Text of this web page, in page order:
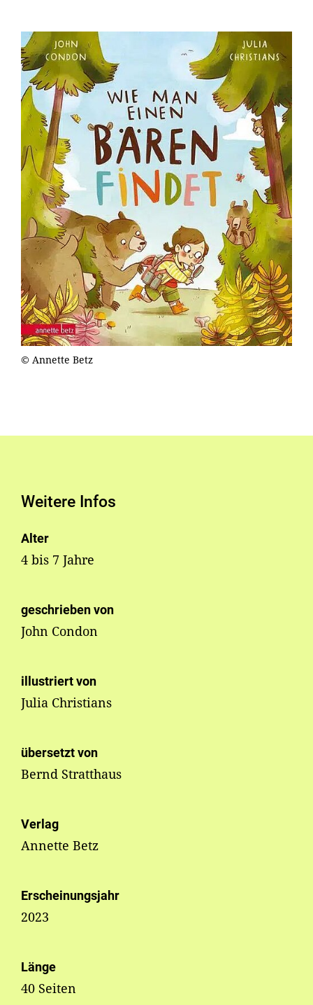
© Annette Betz
Weitere Infos
Alter
4 bis 7 Jahre
geschrieben von
John Condon
illustriert von
Julia Christians
übersetzt von
Bernd Stratthaus
Verlag
Annette Betz
Erscheinungsjahr
2023
Länge
40 Seiten